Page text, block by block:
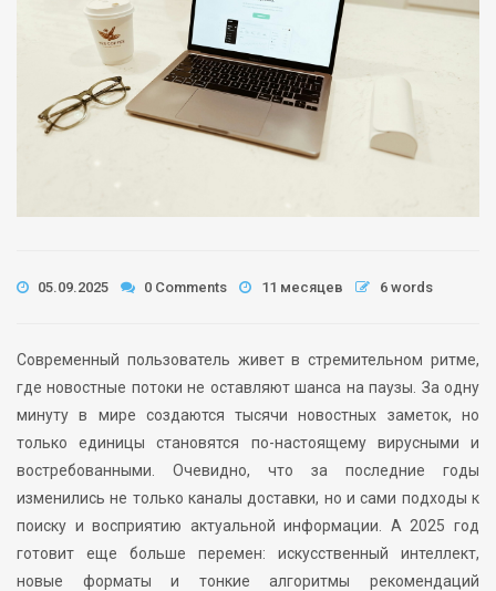
05.09.2025 0 Comments 11 месяцев 6 words
Современный пользователь живет в стремительном ритме,
где новостные потоки не оставляют шанса на паузы. За одну
минуту в мире создаются тысячи новостных заметок, но
только единицы становятся по-настоящему вирусными и
востребованными. Очевидно, что за последние годы
изменились не только каналы доставки, но и сами подходы к
поиску и восприятию актуальной информации. А 2025 год
готовит еще больше перемен: искусственный интеллект,
новые форматы и тонкие алгоритмы рекомендаций